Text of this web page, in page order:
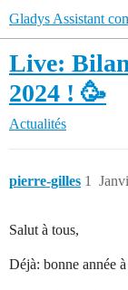
Gladys Assistant
Live:
2024 ! 🥳
Actualités
pierre-gilles 1
Salut à tous,
Déjà: bonne année